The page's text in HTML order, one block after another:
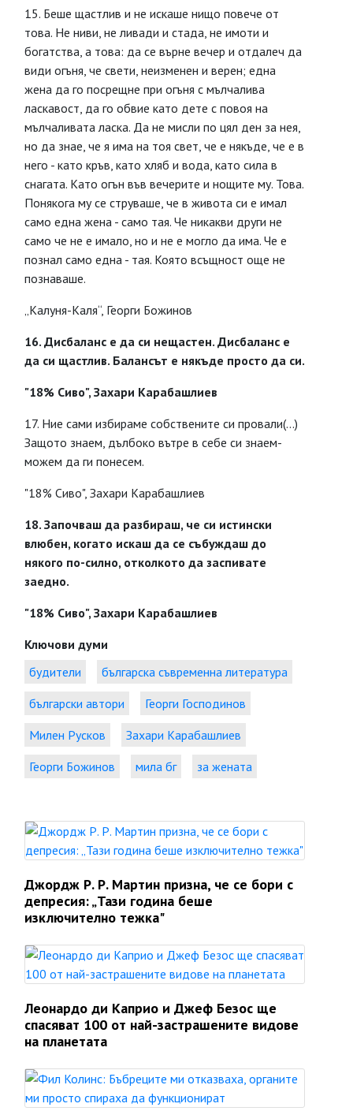
15. Беше щастлив и не искаше нищо повече от
това. Не ниви, не ливади и стада, не имоти и
богатства, а това: да се върне вечер и отдалеч да
види огъня, че свети, неизменен и верен; една
жена да го посрещне при огъня с мълчалива
ласкавост, да го обвие като дете с повоя на
мълчаливата ласка. Да не мисли по цял ден за нея,
но да знае, че я има на тоя свет, че е някъде, че е в
него - като кръв, като хляб и вода, като сила в
снагата. Като огън във вечерите и нощите му. Това.
Понякога му се струваше, че в живота си е имал
само една жена - само тая. Че никакви други не
само че не е имало, но и не е могло да има. Че е
познал само една - тая. Която всъщност още не
познаваше.
„Калуня-Каля“, Георги Божинов
16. Дисбаланс е да си нещастен. Дисбаланс е
да си щастлив. Балансът е някъде просто да си.
"18% Сиво", Захари Карабашлиев
17. Ние сами избираме собствените си провали(...)
Защото знаем, дълбоко вътре в себе си знаем-
можем да ги понесем.
"18% Сиво", Захари Карабашлиев
18. Започваш да разбираш, че си истински
влюбен, когато искаш да се събуждаш до
някого по-силно, отколкото да заспивате
заедно.
"18% Сиво", Захари Карабашлиев
Ключови думи
будители
българска съвременна литература
български автори
Георги Господинов
Милен Русков
Захари Карабашлиев
Георги Божинов
мила бг за жената
Джордж Р. Р. Мартин призна, че се бори с
депресия: „Тази година беше
изключително тежка"
Леонардо ди Каприо и Джеф Безос ще
спасяват 100 от най-застрашените видове
на планетата